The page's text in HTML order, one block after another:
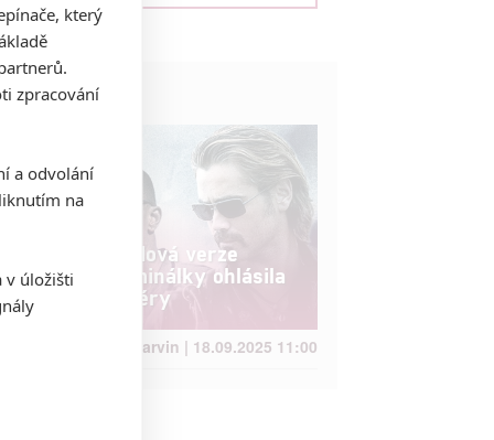
filmu
Miami Vice: Nová verze
klasické kriminálky ohlásila
datum premiéry
Anarvin | 18.09.2025 11:00
který
zpracování
a odvolání
na
v úložišti